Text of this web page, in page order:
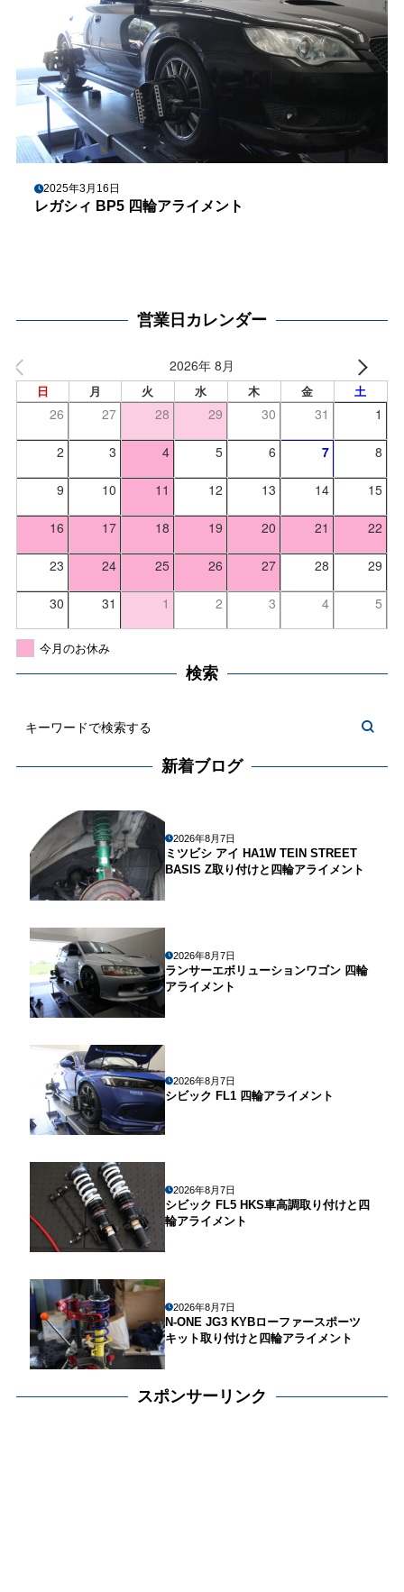
2025年3月16日
レガシィ BP5 四輪アライメント
営業日カレンダー
2026年 8月
日 月 火 水 木 金 土
26 27 28 29 30 31 1
2 3 4 5 6 7 8
9 10 11 12 13 14 15
16 17 18 19 20 21 22
23 24 25 26 27 28 29
30 31 1 2 3 4 5
今月のお休み
検索
新着ブログ
2026年8月7日
ミツビシ アイ HA1W TEIN STREET
BASIS Z取り付けと四輪アライメント
2026年8月7日
ランサーエボリューションワゴン 四輪
アライメント
2026年8月7日
シビック FL1 四輪アライメント
2026年8月7日
シビック FL5 HKS車高調取り付けと四
輪アライメント
2026年8月7日
N-ONE JG3 KYBローファースポーツ
キット取り付けと四輪アライメント
スポンサーリンク